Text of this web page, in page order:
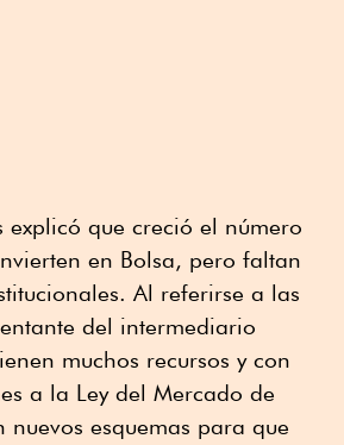
explicó que creció el número
en Bolsa, pero faltan
Al referirse a las
del intermediario
muchos recursos y con
a la Ley del Mercado de
nuevos esquemas para que